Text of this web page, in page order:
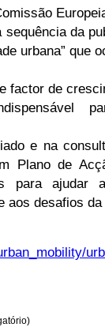
da
urbana” que
factor de
e na
Plano de
para ajudar
aos desafios